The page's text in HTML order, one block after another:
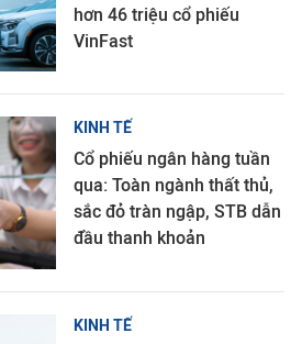
hơn 46 triệu cổ phiếu
VinFast
KINH TẾ
Cổ phiếu ngân hàng tuần
qua: Toàn ngành thất thủ,
sắc đỏ tràn ngập, STB dẫn
đầu thanh khoản
KINH TẾ